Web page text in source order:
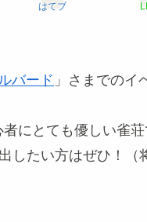
はてブ
バード 」さまでのイ
にとても優しい雀
したい方はぜひ！（